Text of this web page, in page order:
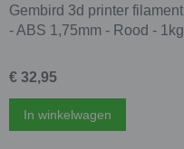
Gembird 3d printer filament
- ABS 1,75mm - Rood - 1kg
€ 32,95
In winkelwagen